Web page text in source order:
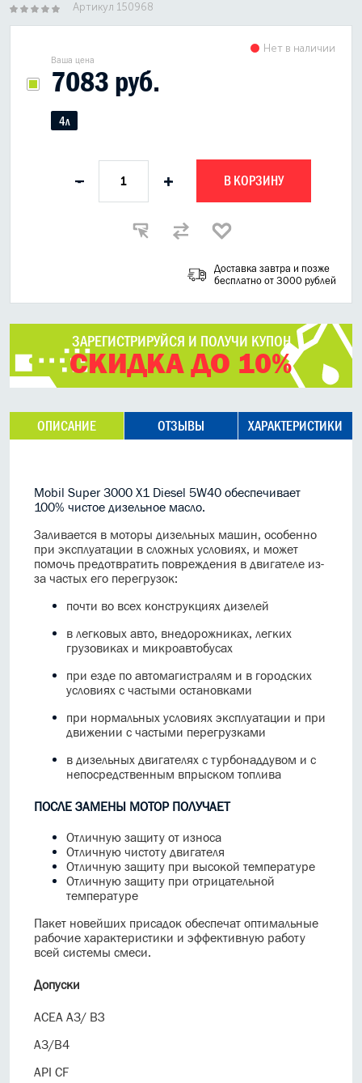
Артикул 150968
Ваша цена
7083 руб.
Нет в наличии
4л
- + В КОРЗИНУ
Доставка завтра и позже
бесплатно от 3000 рублей
ЗАРЕГИСТРИРУЙСЯ И ПОЛУЧИ КУПОН
СКИДКА ДО 10%
ОПИСАНИЕ ОТЗЫВЫ ХАРАКТЕРИСТИКИ
Mobil Super 3000 X1 Diesel 5W40 обеспечивает
100% чистое дизельное масло.
Заливается в моторы дизельных машин, особенно
при эксплуатации в сложных условиях, и может
помочь предотвратить повреждения в двигателе из-
за частых его перегрузок:
почти во всех конструкциях дизелей
в легковых авто, внедорожниках, легких
грузовиках и микроавтобусах
при езде по автомагистралям и в городских
условиях с частыми остановками
при нормальных условиях эксплуатации и при
движении с частыми перегрузками
в дизельных двигателях с турбонаддувом и с
непосредственным впрыском топлива
ПОСЛЕ ЗАМЕНЫ МОТОР ПОЛУЧАЕТ
Отличную защиту от износа
Отличную чистоту двигателя
Отличную защиту при высокой температуре
Отличную защиту при отрицательной
температуре
Пакет новейших присадок обеспечат оптимальные
рабочие характеристики и эффективную работу
всей системы смеси.
Допуски
АСЕА A3/ ВЗ
А3/В4
API CF